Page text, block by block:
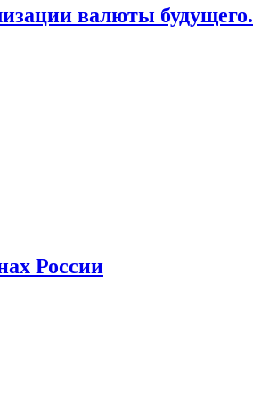
валюты будущего.
России